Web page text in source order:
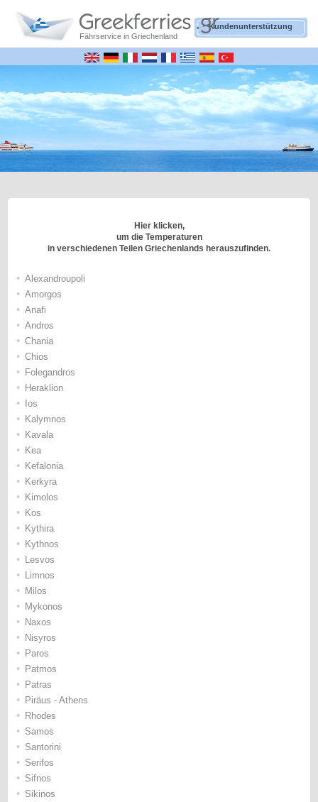
Fährservice in Griechenland
Kundenunterstützung
Hier klicken,
um die Temperaturen
in verschiedenen Teilen Griechenlands herauszufinden.
• Alexandroupoli
• Amorgos
• Anafi
• Andros
• Chania
• Chios
• Folegandros
• Heraklion
• Ios
• Kalymnos
• Kavala
• Kea
• Kefalonia
• Kerkyra
• Kimolos
• Kos
• Kythira
• Kythnos
• Lesvos
• Limnos
• Milos
• Mykonos
• Naxos
• Nisyros
• Paros
• Patmos
• Patras
• Piräus - Athens
• Rhodes
• Samos
• Santorini
• Serifos
• Sifnos
• Sikinos